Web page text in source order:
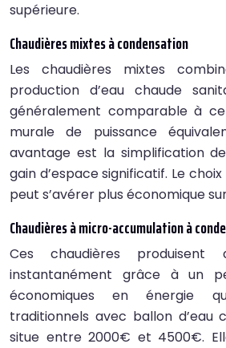
supérieure.
Chaudières mixtes à condensation
Les chaudières mixtes
production d’eau chaude
généralement comparable à
murale de puissance
avantage est la simplification
gain d’espace significatif. Le
peut s’avérer plus économique
Chaudières à micro-accumulation à
Ces chaudières produisent
instantanément grâce à un
économiques en énergie
traditionnels avec ballon d’eau
situe entre 2000€ et 4500€.